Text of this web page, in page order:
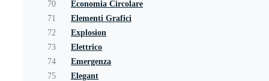
70
Economia Circolare
71
Elementi Grafici
72
Explosion
73
Elettrico
74
Emergenza
75
Elegant